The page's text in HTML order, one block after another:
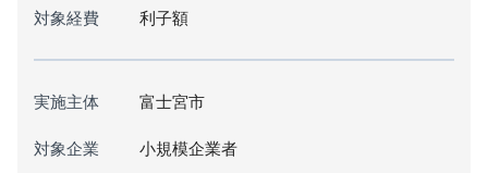
対象経費 利子額
実施主体 富士宮市
対象企業 小規模企業者